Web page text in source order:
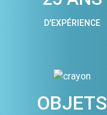
D'EXPÉRIENCE
OBJETS